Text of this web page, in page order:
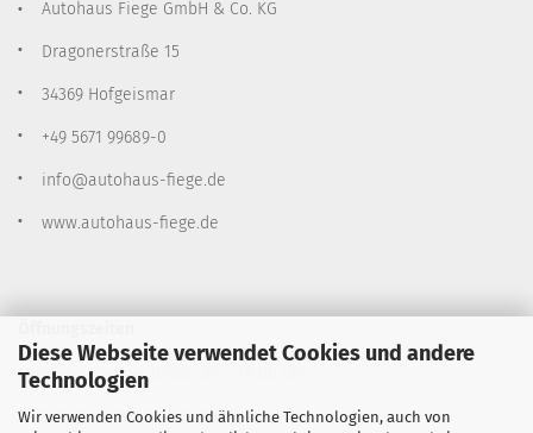
Diese Webseite verwendet Cookies und andere
Technologien
Wir verwenden Cookies und ähnliche Technologien, auch von
Autohaus Fiege GmbH & Co. KG
Dragonerstraße 15
34369 Hofgeismar
+49 5671 99689-0
info@autohaus-fiege.de
www.autohaus-fiege.de
Montag - Freitag: 07:00 Uhr - 18:00 Uhr
Samstag: 09:00 Uhr - 13:00 Uhr